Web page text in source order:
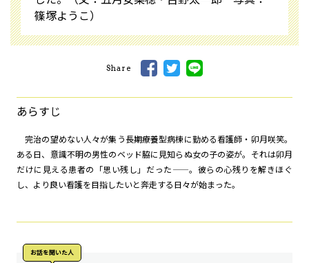
篠塚ようこ）
Share
あらすじ
完治の望めない人々が集う長期療養型病棟に勤める看護師・卯月咲笑。
ある日、意識不明の男性のベッド脇に見知らぬ女の子の姿が。それは卯月
だけに見える患者の「思い残し」だった——。彼らの心残りを解きほぐ
し、より良い看護を目指したいと奔走する日々が始まった。
お話を聞いた人